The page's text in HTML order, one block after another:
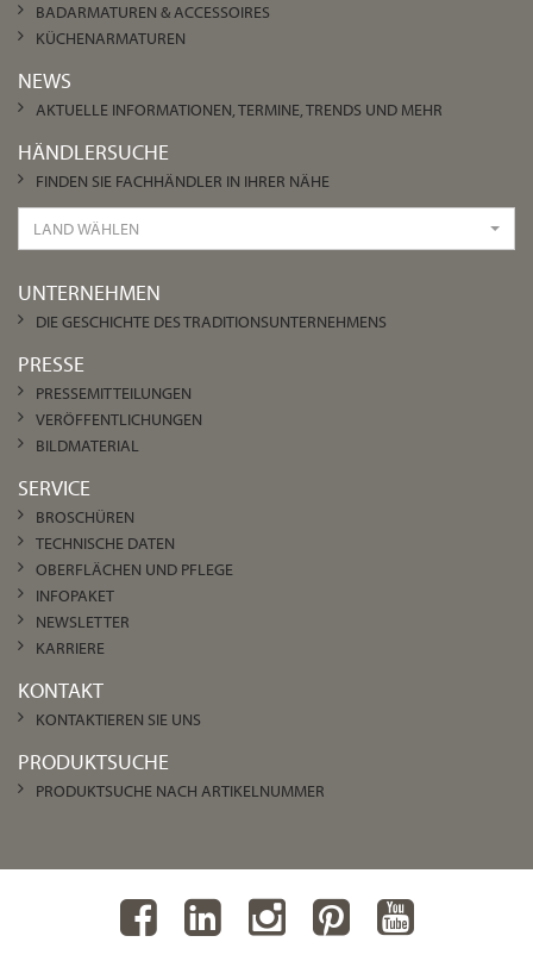
BADARMATUREN & ACCESSOIRES
KÜCHENARMATUREN
NEWS
AKTUELLE INFORMATIONEN, TERMINE, TRENDS UND MEHR
HÄNDLERSUCHE
FINDEN SIE FACHHÄNDLER IN IHRER NÄHE
LAND WÄHLEN
UNTERNEHMEN
DIE GESCHICHTE DES TRADITIONSUNTERNEHMENS
PRESSE
PRESSEMITTEILUNGEN
VERÖFFENTLICHUNGEN
BILDMATERIAL
SERVICE
BROSCHÜREN
TECHNISCHE DATEN
OBERFLÄCHEN UND PFLEGE
INFOPAKET
NEWSLETTER
KARRIERE
KONTAKT
KONTAKTIEREN SIE UNS
PRODUKTSUCHE
PRODUKTSUCHE NACH ARTIKELNUMMER